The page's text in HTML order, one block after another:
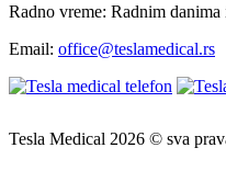
Radno vreme: Radnim
Email: office@teslamedical.rs
Tesla Medical 2026 © sva